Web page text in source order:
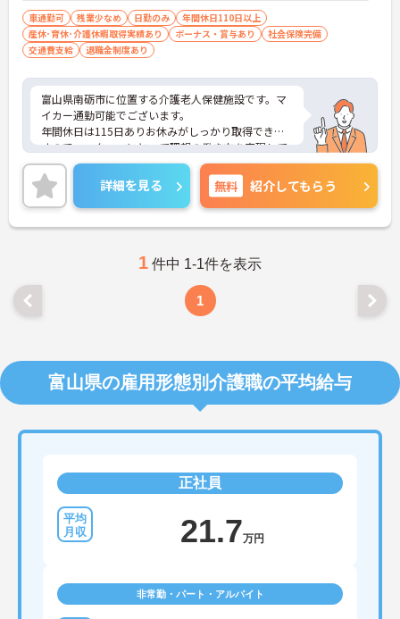
車通勤可 残業少なめ 日勤のみ
年間休日110日以上
産休･育休･介護休暇取得実績あり
ボーナス・賞与あり
社会保険完備
交通費支給
退職金制度あり
富山県南砺市に位置する介護老人保健施設です。マ
イカー通勤可能でございます。
年間休日は115日ありお休みがしっかり取得できま
すので、スタッフにとって理想の働き方を実現して
います。
昇給や賞与制度があり頑張りが評価されてしっかり
と職員に還元されます。賞与は4ヶ月分の支給実績と
嬉しい高待遇です。
ご興味のある方には、面接対策ポイントなど、さら
詳細を見る 無料 紹介してもらう
1 件中 1-1件を表示
1
富山県の雇用形態別介護職の平均給与
正社員
21.7万円
非常勤・パート・アルバイト